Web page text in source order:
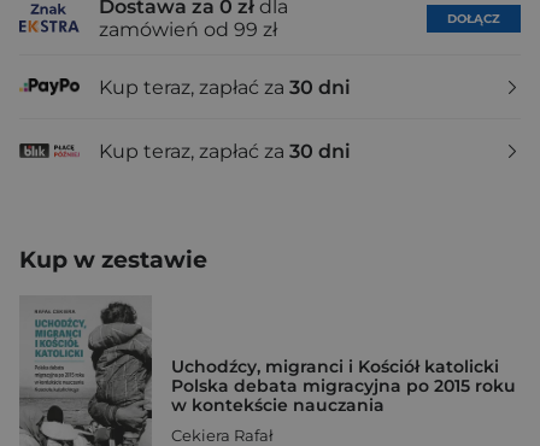
Dostawa za 0 zł dla
zamówień od 99 zł
DOŁĄCZ
Kup teraz, zapłać za 30 dni
Kup teraz, zapłać za 30 dni
Kup w zestawie
Uchodźcy, migranci i Kościół katolicki
Polska debata migracyjna po 2015 roku
w kontekście nauczania
Cekiera Rafał